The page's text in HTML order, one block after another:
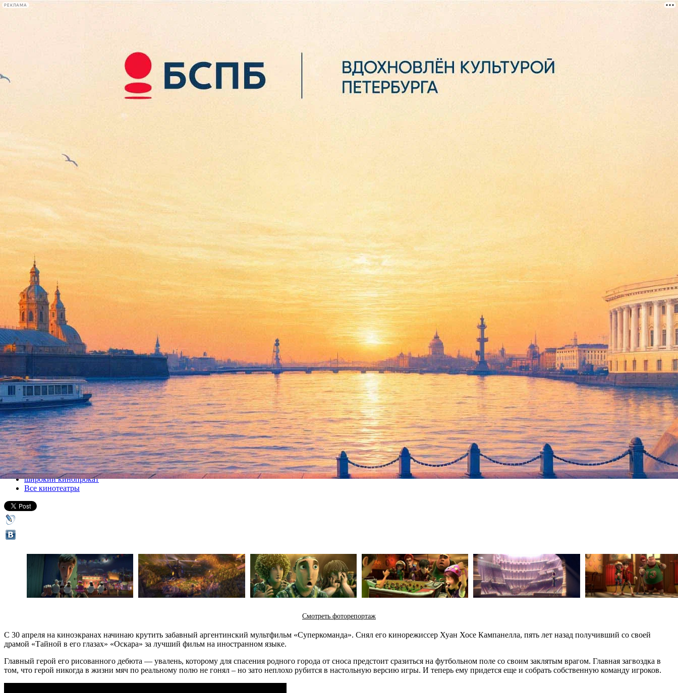
РЕКЛАМА
лекции
книги
В кинотеатрах сыграют в аргентинский футбол
30 апреля 2015, четверг-13 мая 2015, среда
Версия для печати
Все кино
широкий кинопрокат
Все кинотеатры
Смотреть фоторепортаж
С 30 апреля на киноэкранах начинаю крутить забавный аргентинский мультфильм «Суперкоманда». Снял его кинорежиссер Хуан Хосе Кампанелла, пять лет назад получивший со своей
драмой «Тайной в его глазах» «Оскара» за лучший фильм на иностранном языке.
Главный герой его рисованного дебюта — увалень, которому для спасения родного города от сноса предстоит сразиться на футбольном поле со своим заклятым врагом. Главная загвоздка в
том, что герой никогда в жизни мяч по реальному полю не гонял – но зато неплохо рубится в настольную версию игры. И теперь ему придется еще и собрать собственную команду игроков.